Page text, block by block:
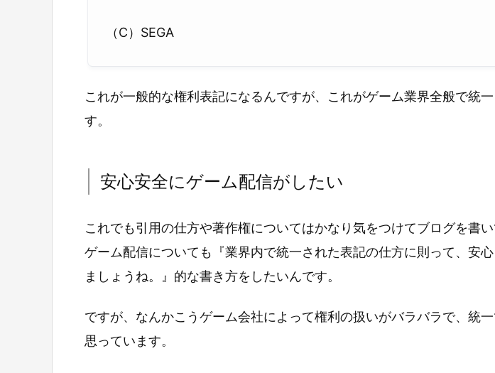
（C）SEGA
これが一般的な権利表記になるんですが、これがゲーム業界全般で統
す。
安心安全にゲーム配信がしたい
これでも引用の仕方や著作権についてはかなり気をつけてブログを書い
ゲーム配信についても『業界内で統一された表記の仕方に則って、安
ましょうね。』的な書き方をしたいんです。
ですが、なんかこうゲーム会社によって権利の扱いがバラバラで、統
思っています。